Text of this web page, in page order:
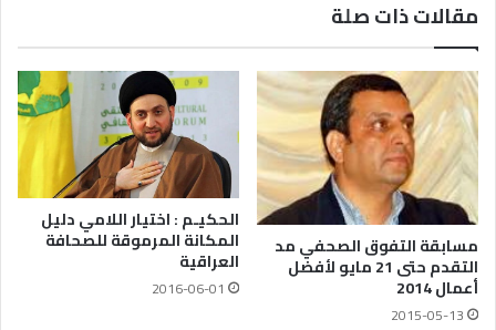
مقالات ذات صلة
مسابقة التفوق الصحفي مد
التقدم حتى 21 مايو لأفضل
أعمال 2014
2015-05-13
الحكيـم : اختيار اللامي دليل
المكانة المرموقة للصحافة
العراقية
2016-06-01